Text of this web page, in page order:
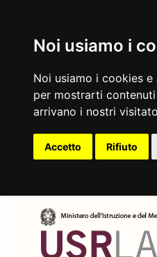
Noi usiamo i
Noi usiamo i cookies
per mostrarti
arrivano i nostri
Accetto Rifiuto